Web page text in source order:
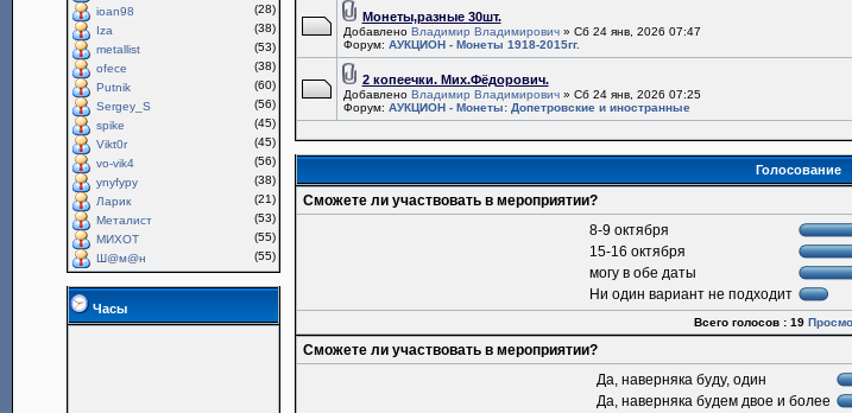
ioan98
(28)
Iza
(38)
metallist
(53)
ofece
(38)
Putnik
(60)
Sergey_S
(56)
spike
(45)
Vikt0r
(45)
vo-vik4
(56)
ynyfypy
(38)
Ларик
(21)
Металист
(53)
МИХОТ
(55)
Ш@м@н
(55)
Часы
Монеты,разные 30шт.
Добавлено Владимир Владимирович» Сб 24 янв, 2026 07:47
Форум: АУКЦИОН - Монеты 1918-2015гг.
2 копеечки. Мих.Фёдорович.
Добавлено Владимир Владимирович» Сб 24 янв, 2026 07:25
Форум: АУКЦИОН - Монеты: Допетровские и иностранные
Голосование
Сможете ли участвовать в мероприятии?
8-9 октября
15-16 октября
могу в обе даты
Ни один вариант не подходит
Всего голосов : 19
Сможете ли участвовать в мероприятии?
Да, наверняка буду, один
Да, наверняка будем двое и более